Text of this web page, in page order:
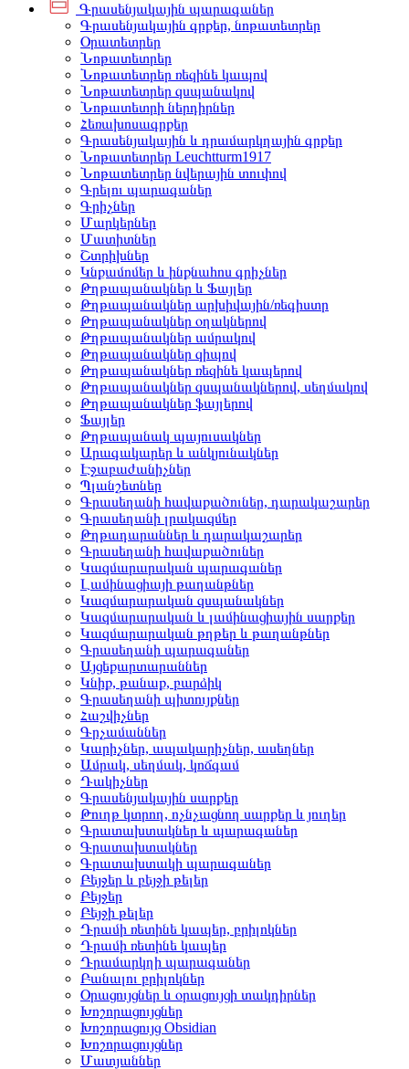
Գրասենյակային պարագաներ
Գրասենյակային գրքեր, նոթատետրեր
Օրատետրեր
Նոթատետրեր
Նոթատետրեր ռեզինե կապով
Նոթատետրեր զսպանակով
Նոթատետրի ներդիրներ
Հեռախոսագրքեր
Գրասենյակային և դրամարկղային գրքեր
Նոթատետրեր Leuchtturm1917
Նոթատետրեր նվերային տուփով
Գրելու պարագաներ
Գրիչներ
Մարկերներ
Մատիտներ
Շտրիխներ
Կնքամոմեր և ինքնահոս գրիչներ
Թղթապանակներ և Ֆայլեր
Թղթապանակներ արխիվային/ռեգիստր
Թղթապանակներ օղակներով
Թղթապանակներ ամրակով
Թղթապանակներ զիպով
Թղթապանակներ ռեզինե կապերով
Թղթապանակներ զսպանակներով, սեղմակով
Թղթապանակներ ֆայլերով
Ֆայլեր
Թղթապանակ պայուսակներ
Արագակարեր և անկյունակներ
Էջաբաժանիչներ
Պլանշետներ
Գրասեղանի հավաքածուներ, դարակաշարեր
Գրասեղանի լրակազմեր
Թղթադարաններ և դարակաշարեր
Գրասեղանի հավաքածուներ
Կազմարարական պարագաներ
Լամինացիայի թաղանթներ
Կազմարարական զսպանակներ
Կազմարարական և լամինացիային սարքեր
Կազմարարական թղթեր և թաղանթներ
Գրասեղանի պարագաներ
Այցեքարտարաններ
Կնիք, թանաք, բարձիկ
Գրասեղանի պիտույքներ
Հաշվիչներ
Գրչամաններ
Կարիչներ, ապակարիչներ, ասեղներ
Ամրակ, սեղմակ, կոճգամ
Դակիչներ
Գրասենյակային սարքեր
Թուղթ կտրող, ոչնչացնող սարքեր և յուղեր
Գրատախտակներ և պարագաներ
Գրատախտակներ
Գրատախտակի պարագաներ
Բեյջեր և բեյջի թելեր
Բեյջեր
Բեյջի թելեր
Դրամի ռետինե կապեր, բրիլոկներ
Դրամի ռետինե կապեր
Դրամարկղի պարագաներ
Բանալու բրիլոկներ
Օրացույցներ և օրացույցի տակդիրներ
Խոշորացույցներ
Խոշորացույց Obsidian
Խոշորացույցներ
Մատյաններ